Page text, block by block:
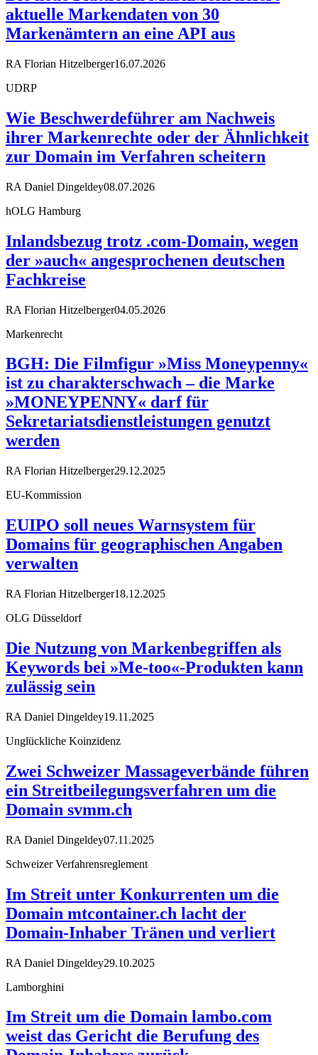
aktuelle Markendaten von 30
Markenämtern an eine API aus
RA Florian Hitzelberger16.07.2026
UDRP
Wie Beschwerdeführer am Nachweis
ihrer Markenrechte oder der Ähnlichkeit
zur Domain im Verfahren scheitern
RA Daniel Dingeldey08.07.2026
hOLG Hamburg
Inlandsbezug trotz .com-Domain, wegen
der »auch« angesprochenen deutschen
Fachkreise
RA Florian Hitzelberger04.05.2026
Markenrecht
BGH: Die Filmfigur »Miss Moneypenny«
ist zu charakterschwach – die Marke
»MONEYPENNY« darf für
Sekretariatsdienstleistungen genutzt
werden
RA Florian Hitzelberger29.12.2025
EU-Kommission
EUIPO soll neues Warnsystem für
Domains für geographischen Angaben
verwalten
RA Florian Hitzelberger18.12.2025
OLG Düsseldorf
Die Nutzung von Markenbegriffen als
Keywords bei »Me-too«-Produkten kann
zulässig sein
RA Daniel Dingeldey19.11.2025
Unglückliche Koinzidenz
Zwei Schweizer Massageverbände führen
ein Streitbeilegungsverfahren um die
Domain svmm.ch
RA Daniel Dingeldey07.11.2025
Schweizer Verfahrensreglement
Im Streit unter Konkurrenten um die
Domain mtcontainer.ch lacht der
Domain-Inhaber Tränen und verliert
RA Daniel Dingeldey29.10.2025
Lamborghini
Im Streit um die Domain lambo.com
weist das Gericht die Berufung des